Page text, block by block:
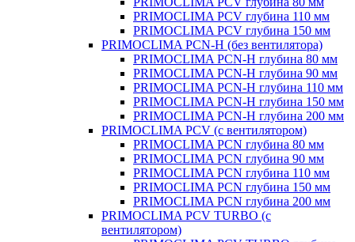
PRIMOCLIMA PCV глубина 110 мм
PRIMOCLIMA PCV глубина 150 мм
PRIMOCLIMA PCN-H (без вентилятора)
PRIMOCLIMA PCN-H глубина 80 мм
PRIMOCLIMA PCN-H глубина 90 мм
PRIMOCLIMA PCN-H глубина 110 мм
PRIMOCLIMA PCN-H глубина 150 мм
PRIMOCLIMA PCN-H глубина 200 мм
PRIMOCLIMA PCV (c вентилятором)
PRIMOCLIMA PCN глубина 80 мм
PRIMOCLIMA PCN глубина 90 мм
PRIMOCLIMA PCN глубина 110 мм
PRIMOCLIMA PCN глубина 150 мм
PRIMOCLIMA PCN глубина 200 мм
PRIMOCLIMA PCV TURBO (c
вентилятором)